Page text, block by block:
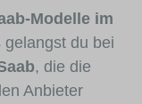
Modelle im
du bei
, die die
Anbieter